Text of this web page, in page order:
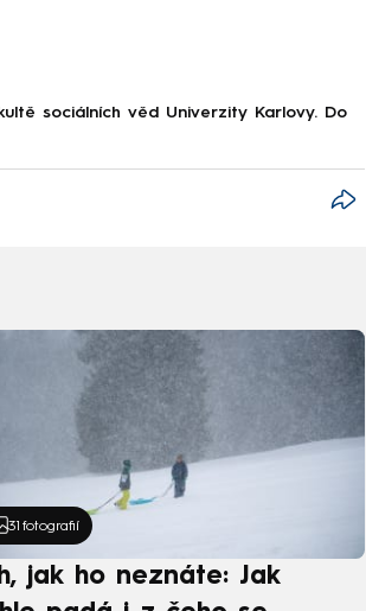
sociálních věd Univerzity Karlovy. Do
31 fotografií
jak ho neznáte: Jak